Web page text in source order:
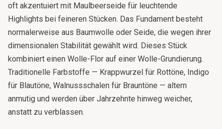
oft akzentuiert mit Maulbeerseide für leuchtende
Highlights bei feineren Stücken. Das Fundament besteht
normalerweise aus Baumwolle oder Seide, die wegen ihrer
dimensionalen Stabilität gewählt wird. Dieses Stück
kombiniert einen Wolle-Flor auf einer Wolle-Grundierung.
Traditionelle Farbstoffe — Krappwurzel für Rottöne, Indigo
für Blautöne, Walnussschalen für Brauntöne — altern
anmutig und werden über Jahrzehnte hinweg weicher,
anstatt zu verblassen.